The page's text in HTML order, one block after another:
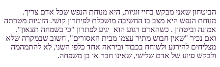
הביטחון שאני מבקש בחיי זוגיות, היא מנוחת הנפש שכל אדם צריך.
מנוחת הנפש היא מצב בו החשיבה מושכלת לפיתרון קושי. הזוגיות מטרתה
אמונה וביטחון . כשהאדם רגוע הוא יגיע לפתרון "כי בשמחה תצאון".
ואם נכיר "שאין חבוש מתיר עצמו מבית האסורים", חשוב שבמקרה שלא
מצליחים להירגע ולשוחח בכבוד וביראה אחד כלפי השני, לא להתמהמה
ולבקש סיוע של אדם שלישי, שאינו חבר או בן משפחה.